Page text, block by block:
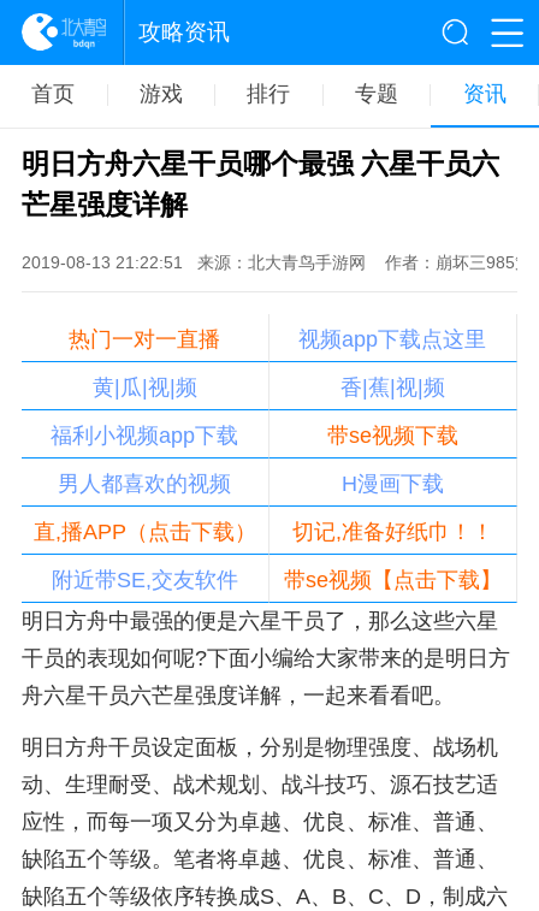
攻略资讯
首页 游戏 排行 专题 资讯
明日方舟六星干员哪个最强 六星干员六
芒星强度详解
2019-08-13 21:22:51 来源：北大青鸟手游网 作者：崩坏三985策
热门一对一直播
视频app下载点这里
黄|瓜|视|频
香|蕉|视|频
福利小视频app下载
带se视频下载
男人都喜欢的视频
H漫画下载
直,播APP（点击下载）
切记,准备好纸巾！！
附近带SE,交友软件
带se视频【点击下载】
明日方舟中最强的便是六星干员了，那么这些六星
干员的表现如何呢?下面小编给大家带来的是明日方
舟六星干员六芒星强度详解，一起来看看吧。
明日方舟干员设定面板，分别是物理强度、战场机
动、生理耐受、战术规划、战斗技巧、源石技艺适
应性，而每一项又分为卓越、优良、标准、普通、
缺陷五个等级。笔者将卓越、优良、标准、普通、
缺陷五个等级依序转换成S、A、B、C、D，制成六